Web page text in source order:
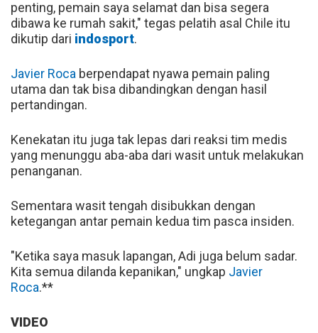
penting, pemain saya selamat dan bisa segera
dibawa ke rumah sakit," tegas pelatih asal Chile itu
dikutip dari indosport.
Javier Roca berpendapat nyawa pemain paling
utama dan tak bisa dibandingkan dengan hasil
pertandingan.
Kenekatan itu juga tak lepas dari reaksi tim medis
yang menunggu aba-aba dari wasit untuk melakukan
penanganan.
Sementara wasit tengah disibukkan dengan
ketegangan antar pemain kedua tim pasca insiden.
"Ketika saya masuk lapangan, Adi juga belum sadar.
Kita semua dilanda kepanikan," ungkap Javier
Roca.**
VIDEO